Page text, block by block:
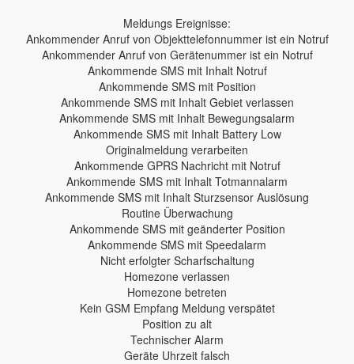
Meldungs Ereignisse:
Ankommender Anruf von Objekttelefonnummer ist ein Notruf
Ankommender Anruf von Gerätenummer ist ein Notruf
Ankommende SMS mit Inhalt Notruf
Ankommende SMS mit Position
Ankommende SMS mit Inhalt Gebiet verlassen
Ankommende SMS mit Inhalt Bewegungsalarm
Ankommende SMS mit Inhalt Battery Low
Originalmeldung verarbeiten
Ankommende GPRS Nachricht mit Notruf
Ankommende SMS mit Inhalt Totmannalarm
Ankommende SMS mit Inhalt Sturzsensor Auslösung
Routine Überwachung
Ankommende SMS mit geänderter Position
Ankommende SMS mit Speedalarm
Nicht erfolgter Scharfschaltung
Homezone verlassen
Homezone betreten
Kein GSM Empfang Meldung verspätet
Position zu alt
Technischer Alarm
Geräte Uhrzeit falsch